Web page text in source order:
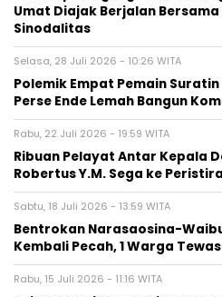
Umat Diajak Berjalan
Sinodalitas
Selasa, 28 Juli 2026 - 10:26 WITA
Polemik Empat Pemain
Perse Ende Lemah Bangun
Rabu, 22 Juli 2026 - 19:59 WITA
Ribuan Pelayat Antar Kepala
Robertus Y.M. Sega ke
Sabtu, 18 Juli 2026 - 13:59 WITA
Bentrokan Narasaosina-
Kembali Pecah, 1 Warga
Rabu, 15 Juli 2026 - 11:16 WITA